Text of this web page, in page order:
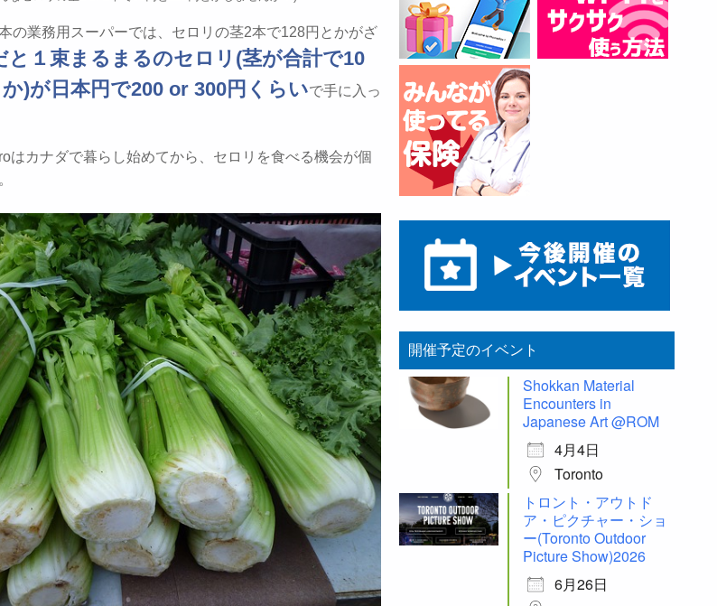
の業務用スーパーでは、セロリの茎2本で128円とかがざ
と１束まるまるのセロリ(茎が合計で10
)が日本円で200 or 300円くらいで手に入っ
はカナダで暮らし始めてから、セロリを食べる機会が個
開催予定のイベント
Shokkan Material
Encounters in
Japanese Art @ROM
4月4日
Toronto
トロント・アウトド
ア・ピクチャー・ショ
ー(Toronto Outdoor
Picture Show)2026
6月26日